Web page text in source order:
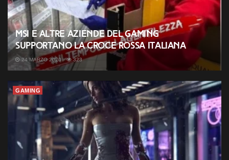
MSI e altre aziende del Gaming
supportano la Croce Rossa Italiana
24 MARZO 2020 323
GAMING